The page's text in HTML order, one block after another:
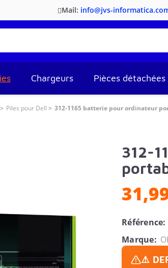
Mail: info@jvs-
Chargeurs Pièces détachées
Piles pour Dell 312-1165 batterie pour ordinateur
312-
Référence:
Marque:
⚠️